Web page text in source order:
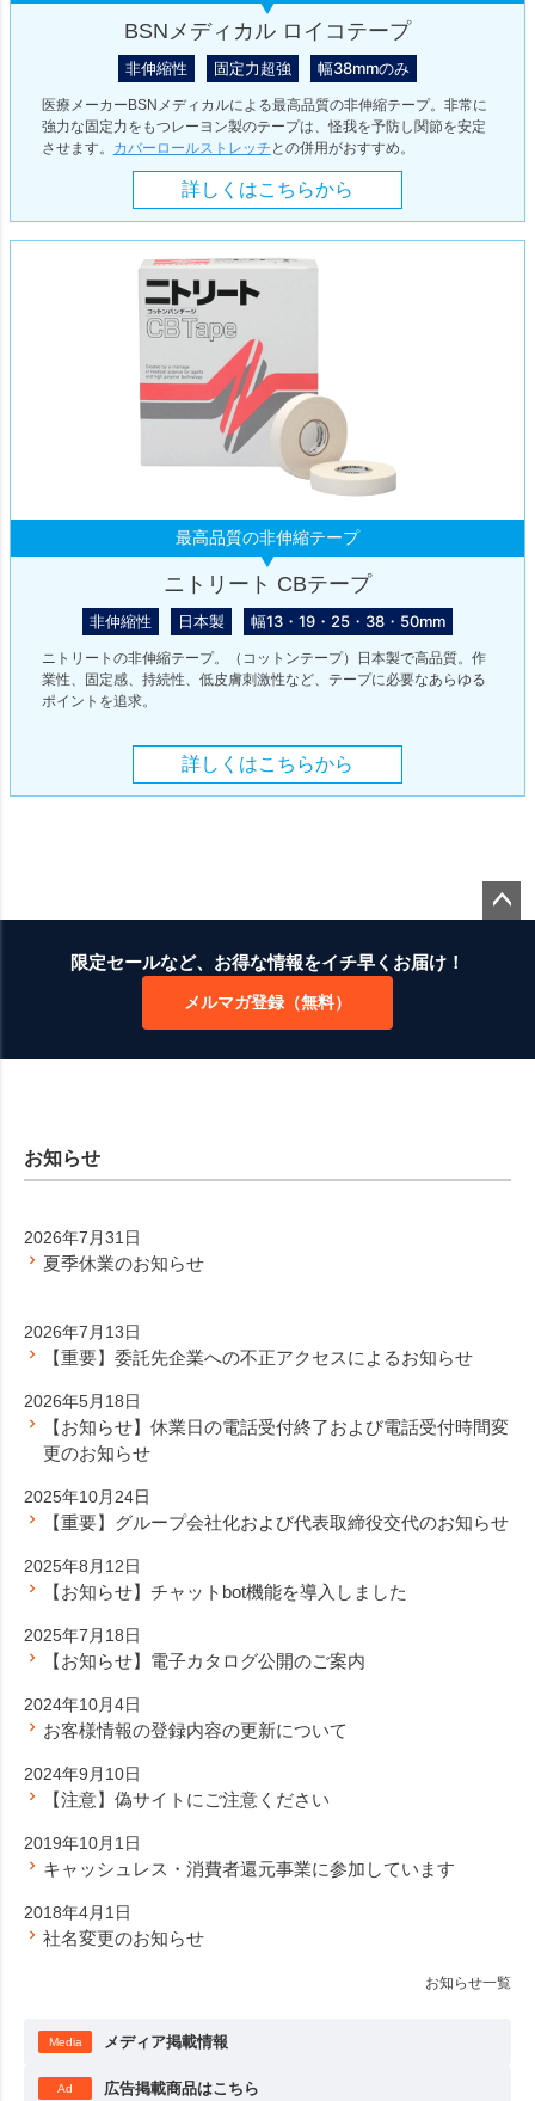
BSNメディカル ロイコテープ
非伸縮性 固定力超強 幅38mmのみ
医療メーカーBSNメディカルによる最高品質の非伸縮テープ。非常に
強力な固定力をもつレーヨン製のテープは、怪我を予防し関節を安定
させます。 カバーロールストレッチ との併用がおすすめ。
詳しくはこちらから
最高品質の非伸縮テープ
ニトリート CBテープ
非伸縮性 日本製 幅13・19・25・38・50mm
ニトリートの非伸縮テープ。（コットンテープ）日本製で高品質。作
業性、固定感、持続性、低皮膚刺激性など、テープに必要なあらゆる
ポイントを追求。
詳しくはこちらから
限定セールなど、お得な情報をイチ早くお届け！
メルマガ登録（無料）
お知らせ
2026年7月31日
夏季休業のお知らせ
2026年7月13日
【重要】委託先企業への不正アクセスによるお知らせ
2026年5月18日
【お知らせ】休業日の電話受付終了および電話受付時間変
更のお知らせ
2025年10月24日
【重要】グループ会社化および代表取締役交代のお知らせ
2025年8月12日
【お知らせ】チャットbot機能を導入しました
2025年7月18日
【お知らせ】電子カタログ公開のご案内
2024年10月4日
お客様情報の登録内容の更新について
2024年9月10日
【注意】偽サイトにご注意ください
2019年10月1日
キャッシュレス・消費者還元事業に参加しています
2018年4月1日
社名変更のお知らせ
お知らせ一覧
Media メディア掲載情報
Ad 広告掲載商品はこちら